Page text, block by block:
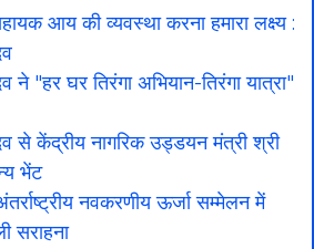
आय की व्यवस्था करना हमारा लक्ष्य :
ने "हर घर तिरंगा अभियान-तिरंगा यात्रा"
से केंद्रीय नागरिक उड्डयन मंत्री श्री
भेंट
नवकरणीय ऊर्जा सम्मेलन में
सराहना